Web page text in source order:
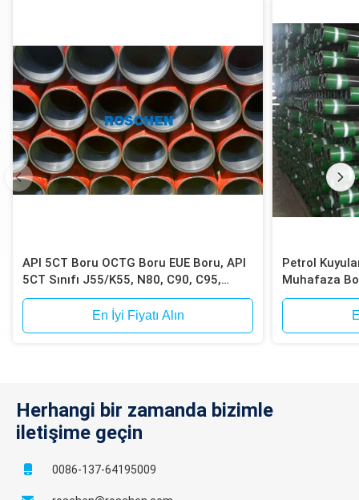
API 5CT Boru OCTG Boru EUE Boru, API
5CT Sınıfı J55/K55, N80, C90, C95,
P110, EUE Sonu
En İyi Fiyatı Alın
Petrol
Muhafaza
Herhangi bir zamanda bizimle
iletişime geçin
0086-137-64195009